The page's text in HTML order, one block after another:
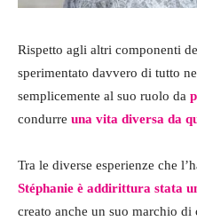
Rispetto agli altri componenti
sperimentato davvero di tutto
semplicemente al suo ruolo da
condurre una vita diversa da
Tra le diverse esperienze che
Stéphanie è addirittura stata
creato anche un suo marchio di